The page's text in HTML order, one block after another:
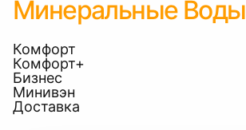
Минеральные Воды
Комфорт
Комфорт+
Бизнес
Минивэн
Доставка